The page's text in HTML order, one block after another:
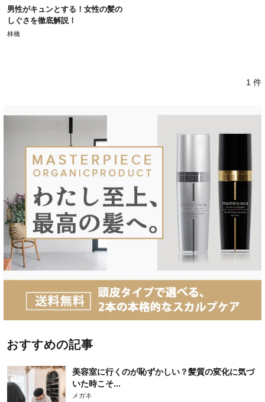
男性がキュンとする！女性の髪の
しぐさを徹底解説！
林檎
1 件
おすすめの記事
美容室に行くのが恥ずかしい？髪質の変化に気づ
いた時こそ...
メガネ